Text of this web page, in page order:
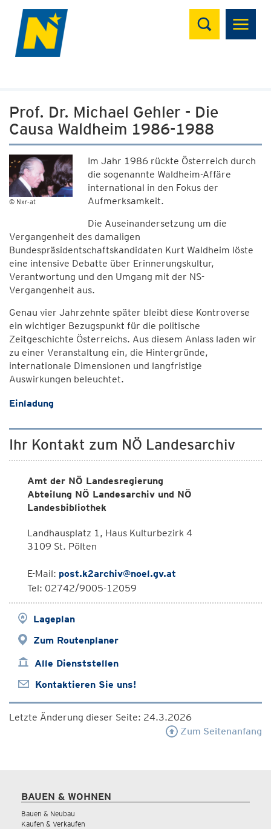
Suchen
Prof. Dr. Michael Gehler - Die
Causa Waldheim 1986-1988
© Nxr-at
Im Jahr 1986 rückte Österreich durch
die sogenannte Waldheim-Affäre
international in den Fokus der
Aufmerksamkeit.
Die Auseinandersetzung um die
Vergangenheit des damaligen
Bundespräsidentschaftskandidaten Kurt Waldheim löste
eine intensive Debatte über Erinnerungskultur,
Verantwortung und den Umgang mit der NS-
Vergangenheit aus.
Genau vier Jahrzehnte später bleibt diese Kontroverse
ein wichtiger Bezugspunkt für die politische
Zeitgeschichte Österreichs. Aus diesem Anlass laden wir
zu einer Veranstaltung ein, die Hintergründe,
internationale Dimensionen und langfristige
Auswirkungen beleuchtet.
Einladung
Ihr Kontakt zum NÖ Landesarchiv
Amt der NÖ Landesregierung
Abteilung NÖ Landesarchiv und NÖ
Landesbibliothek
Landhausplatz 1, Haus Kulturbezirk 4
3109 St. Pölten
E-Mail: post.k2archiv@noel.gv.at
Tel: 02742/9005-12059
Lageplan
Zum Routenplaner
Alle Dienststellen
Kontaktieren Sie uns!
Letzte Änderung dieser Seite: 24.3.2026
Zum Seitenanfang
BAUEN & WOHNEN
Bauen & Neubau
Kaufen & Verkaufen